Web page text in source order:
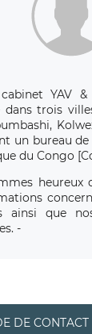
YAV &
dans trois
un bureau
du Congo
heureux
ainsi que
-
DE CONTACT